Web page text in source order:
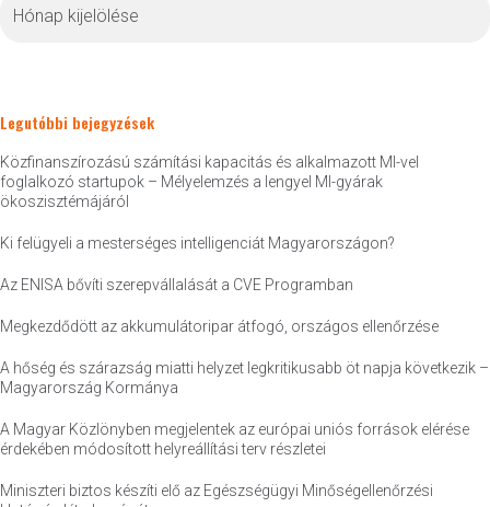
Legutóbbi bejegyzések
Közfinanszírozású számítási kapacitás és alkalmazott MI-vel
foglalkozó startupok – Mélyelemzés a lengyel MI-gyárak
ökoszisztémájáról
Ki felügyeli a mesterséges intelligenciát Magyarországon?
Az ENISA bővíti szerepvállalását a CVE Programban
Megkezdődött az akkumulátoripar átfogó, országos ellenőrzése
A hőség és szárazság miatti helyzet legkritikusabb öt napja következik –
Magyarország Kormánya
A Magyar Közlönyben megjelentek az európai uniós források elérése
érdekében módosított helyreállítási terv részletei
Miniszteri biztos készíti elő az Egészségügyi Minőségellenőrzési